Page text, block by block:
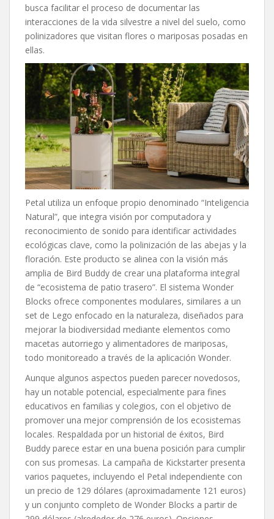
busca facilitar el proceso de documentar las
interacciones de la vida silvestre a nivel del suelo, como
polinizadores que visitan flores o mariposas posadas en
ellas.
Petal utiliza un enfoque propio denominado “Inteligencia
Natural”, que integra visión por computadora y
reconocimiento de sonido para identificar actividades
ecológicas clave, como la polinización de las abejas y la
floración. Este producto se alinea con la visión más
amplia de Bird Buddy de crear una plataforma integral
de “ecosistema de patio trasero”. El sistema Wonder
Blocks ofrece componentes modulares, similares a un
set de Lego enfocado en la naturaleza, diseñados para
mejorar la biodiversidad mediante elementos como
macetas autorriego y alimentadores de mariposas,
todo monitoreado a través de la aplicación Wonder.
Aunque algunos aspectos pueden parecer novedosos,
hay un notable potencial, especialmente para fines
educativos en familias y colegios, con el objetivo de
promover una mejor comprensión de los ecosistemas
locales. Respaldada por un historial de éxitos, Bird
Buddy parece estar en una buena posición para cumplir
con sus promesas. La campaña de Kickstarter presenta
varios paquetes, incluyendo el Petal independiente con
un precio de 129 dólares (aproximadamente 121 euros)
y un conjunto completo de Wonder Blocks a partir de